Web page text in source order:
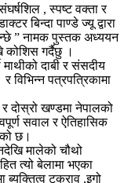
, स्पष्ट वक्ता र
बिन्दा पाण्डे ज्यू द्वारा
” नामक पुस्तक अध्ययन
कोशिस गर्दैछु ।
दाबी र संसदीय
विभिन्न पत्रपत्रिकामा
दोस्रो खण्डमा नेपालको
सवाल र ऐतिहासिक
छ।
मालेको चौथो
त्यो बेलामा भएका
ब्यक्तित्व टकराव ,इगो